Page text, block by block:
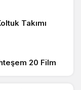
Takımı
20 Film